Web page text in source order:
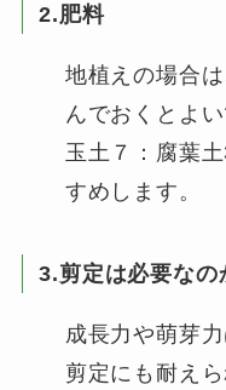
2.肥料
地植えの場合
んでおくとよ
玉土７：腐葉
すめします。
3.剪定は必要なの
成長力や萌芽
剪定にも耐え